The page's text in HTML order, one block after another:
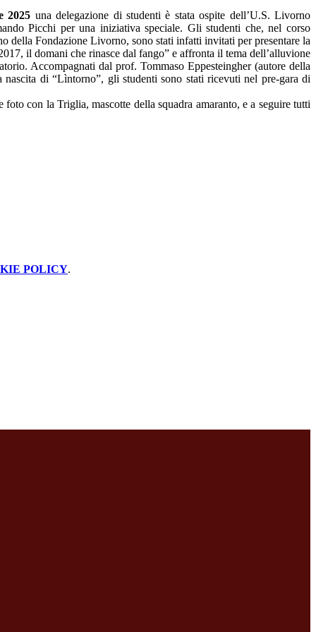
2025 una delegazione di studenti è stata ospite dell’U.S. Livorno
Picchi per una iniziativa speciale. Gli studenti che, nel corso
della Fondazione Livorno, sono stati infatti invitati per presentare la
il domani che rinasce dal fango” e affronta il tema dell’alluvione
Accompagnati dal prof. Tommaso Eppesteingher (autore della
di “Lìntorno”, gli studenti sono stati ricevuti nel pre-gara di
con la Triglia, mascotte della squadra amaranto, e a seguire tutti
POLICY.